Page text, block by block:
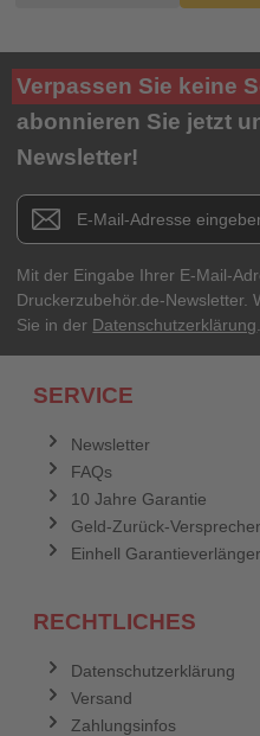
Verpassen Sie keine
abonnieren Sie jetzt
Newsletter!
Newsletter E-Mail Adresse
Mit der Eingabe Ihrer E-Mail-
Druckerzubehör.de-Newsletter.
Sie in der Datenschutzerklärung
SERVICE
Newsletter
FAQs
10 Jahre Garantie
Geld-Zurück-
Einhell
RECHTLICHES
Datenschutzerklärung
Versand
Zahlungsinfos